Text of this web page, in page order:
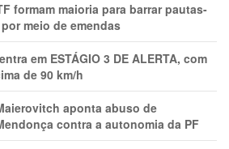
formam maioria para barrar pautas-
meio de emendas
em ESTÁGIO 3 DE ALERTA, com
de 90 km/h
aponta abuso de
contra a autonomia da PF